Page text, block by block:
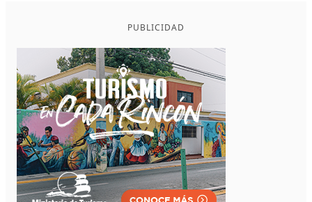
PUBLICIDAD